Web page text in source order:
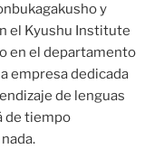
y
el Kyushu Institute
en el departamento
empresa dedicada
de lenguas
de tiempo